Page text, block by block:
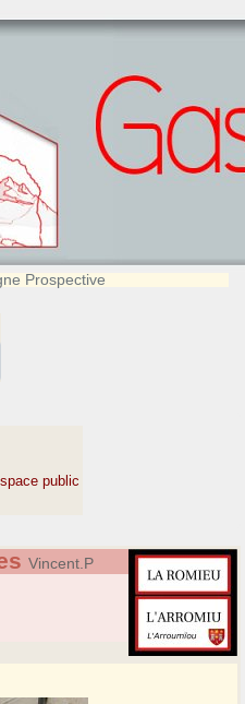
Prospective
public
Vincent.P